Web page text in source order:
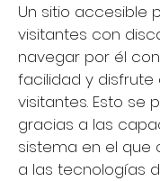
Un sitio accesible
visitantes con
navegar por él
facilidad y disfrute
visitantes. Esto se
gracias a las
sistema en el que
a las tecnologías